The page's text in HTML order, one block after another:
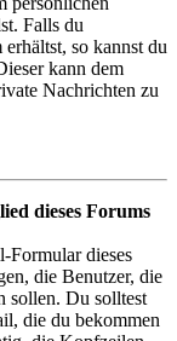
Falls du
so kannst du
kann dem
Nachrichten zu
dieses Forums
Formular dieses
die Benutzer, die
sollen. Du solltest
die du bekommen